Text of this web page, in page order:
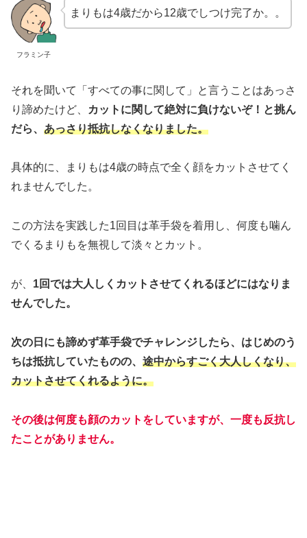
フラミン子
まりもは4歳だから12歳でしつけ完了か。。
それを聞いて「すべての事に関して」と言うことはあっさ
り諦めたけど、
カットに関して絶対に負けないぞ！と挑ん
だら、 あっさり抵抗しなくなりました。
具体的に、まりもは4歳の時点で全く顔をカットさせてく
れませんでした。
この方法を実践した1回目は革手袋を着用し、何度も噛ん
でくるまりもを無視して淡々とカット。
が、 1回では大人しくカットさせてくれるほどにはなりま
せんでした。
次の日にも諦めず革手袋でチャレンジしたら、はじめのう
ちは抵抗していたものの、 途中からすごく大人しくなり、
カットさせてくれるように。
その後は何度も顔のカットをしていますが、一度も反抗し
たことがありません。